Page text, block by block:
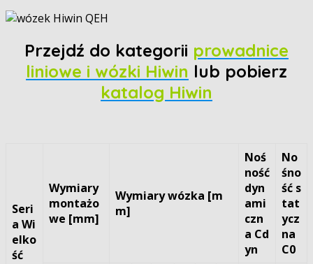
Przejdź do kategorii prowadnice
liniowe i wózki Hiwin lub pobierz
katalog Hiwin
Seri
a Wi
elko
ść
Wymiary
montażo
we [mm]
Wymiary wózka [m
m]
Noś
ność
dyn
ami
czn
a Cd
yn
No
śno
ść s
tat
ycz
na
C0